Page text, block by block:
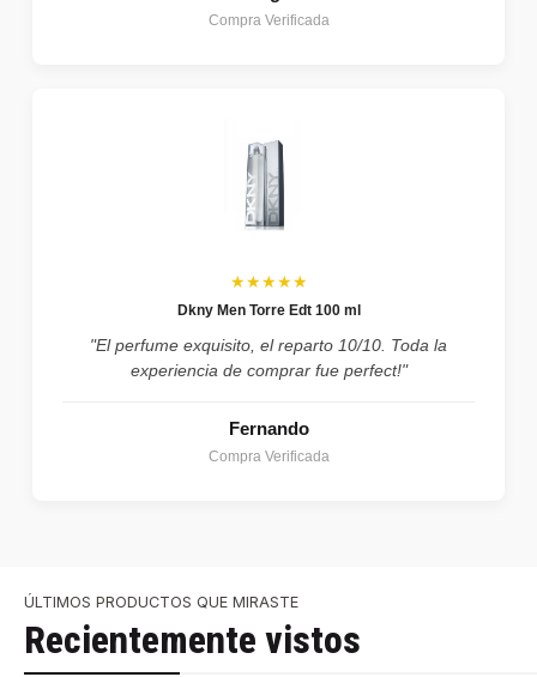
Compra Verificada
★★★★★
Dkny Men Torre Edt 100 ml
"El perfume exquisito, el reparto 10/10. Toda la
experiencia de comprar fue perfect!"
Fernando
Compra Verificada
ÚLTIMOS PRODUCTOS QUE MIRASTE
Recientemente vistos